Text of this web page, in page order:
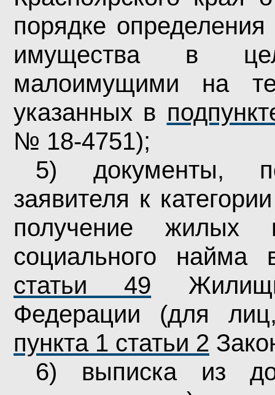
порядке
имущества в
малоимущими на
указанных в
№ 18-4751);
5) документы,
заявителя к
получение жилых
социального
статьи 49
Федерации (для
пункта 1 статьи 2
6) выписка из